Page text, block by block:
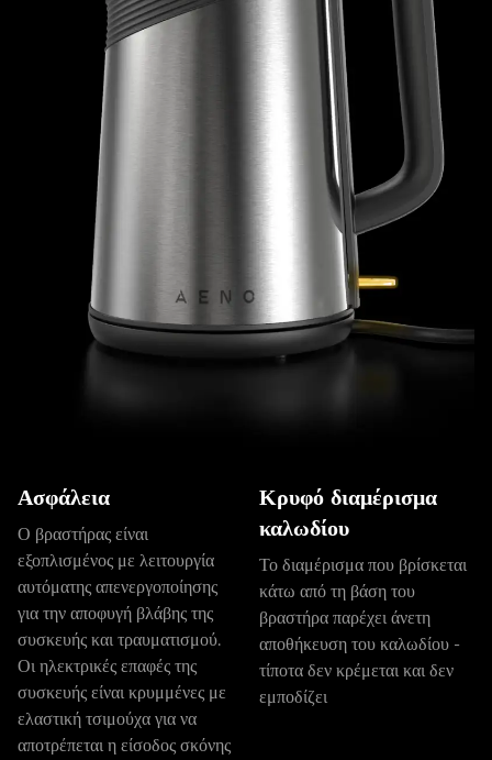
Ασφάλεια
Ο βραστήρας είναι
εξοπλισμένος με λειτουργία
αυτόματης απενεργοποίησης
για την αποφυγή βλάβης της
συσκευής και τραυματισμού.
Οι ηλεκτρικές επαφές της
συσκευής είναι κρυμμένες με
ελαστική τσιμούχα για να
αποτρέπεται η είσοδος σκόνης
Κρυφό διαμέρισμα
καλωδίου
Το διαμέρισμα που βρίσκεται
κάτω από τη βάση του
βραστήρα παρέχει άνετη
αποθήκευση του καλωδίου -
τίποτα δεν κρέμεται και δεν
εμποδίζει